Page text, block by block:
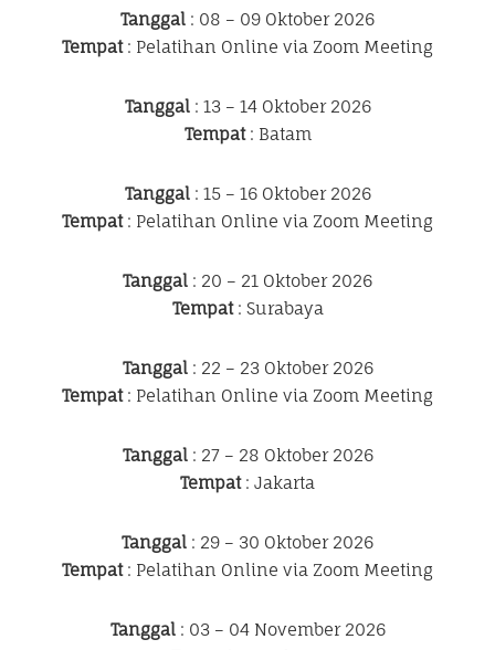
Tanggal : 08 – 09 Oktober 2026
Tempat: Pelatihan Online via Zoom Meeting
Tanggal: 13 – 14 Oktober 2026
Tempat: Batam
Tanggal: 15 – 16 Oktober 2026
Tempat: Pelatihan Online via Zoom Meeting
Tanggal : 20 – 21 Oktober 2026
Tempat: Surabaya
Tanggal: 22 – 23 Oktober 2026
Tempat: Pelatihan Online via Zoom Meeting
Tanggal: 27 – 28 Oktober 2026
Tempat: Jakarta
Tanggal : 29 – 30 Oktober 2026
Tempat: Pelatihan Online via Zoom Meeting
Tanggal: 03 – 04 November 2026